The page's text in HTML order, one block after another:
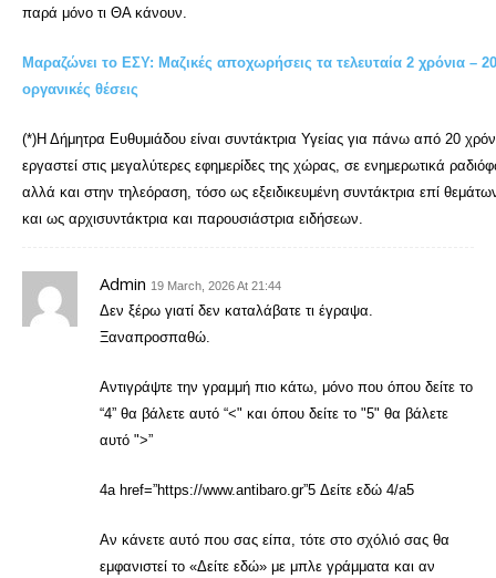
παρά μόνο τι ΘΑ κάνουν.
Μαραζώνει το ΕΣΥ: Μαζικές αποχωρήσεις τα τελευταία 2 χρόνια –
οργανικές θέσεις
(*)Η Δήμητρα Ευθυμιάδου είναι συντάκτρια Υγείας για πάνω από 20
εργαστεί στις μεγαλύτερες εφημερίδες της χώρας, σε ενημερωτικά
αλλά και στην τηλεόραση, τόσο ως εξειδικευμένη συντάκτρια επί
και ως αρχισυντάκτρια και παρουσιάστρια ειδήσεων.
Admin 19 March, 2026 At 21:44
Δεν ξέρω γιατί δεν καταλάβατε τι έγραψα.
Ξαναπροσπαθώ.
Αντιγράψτε την γραμμή πιο κάτω, μόνο που όπου δείτε το
“4” θα βάλετε αυτό “<" και όπου δείτε το "5" θα βάλετε
αυτό ">”
4a href=”https://www.antibaro.gr”5 Δείτε εδώ 4/a5
Αν κάνετε αυτό που σας είπα, τότε στο σχόλιό σας θα
εμφανιστεί το «Δείτε εδώ» με μπλε γράμματα και αν